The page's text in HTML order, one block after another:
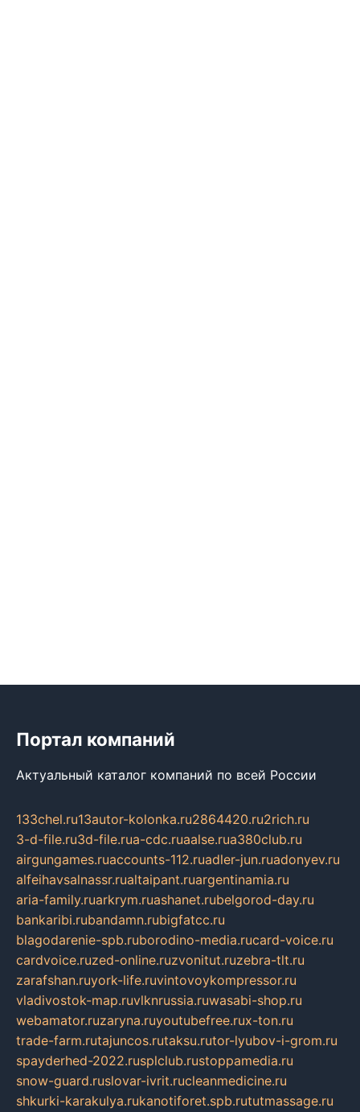
Портал компаний
Актуальный каталог компаний по всей России
133chel.ru13autor-kolonka.ru2864420.ru2rich.ru
3-d-file.ru3d-file.rua-cdc.ruaalse.rua380club.ru
airgungames.ruaccounts-112.ruadler-jun.ruadonyev.ru
alfeihavsalnassr.rualtaipant.ruargentinamia.ru
aria-family.ruarkrym.ruashanet.rubelgorod-day.ru
bankaribi.rubandamn.rubigfatcc.ru
blagodarenie-spb.ruborodino-media.rucard-voice.ru
cardvoice.ruzed-online.ruzvonitut.ruzebra-tlt.ru
zarafshan.ruyork-life.ruvintovoykompressor.ru
vladivostok-map.ruvlknrussia.ruwasabi-shop.ru
webamator.ruzaryna.ruyoutubefree.rux-ton.ru
trade-farm.rutajuncos.rutaksu.rutor-lyubov-i-grom.ru
spayderhed-2022.rusplclub.rustoppamedia.ru
snow-guard.ruslovar-ivrit.rucleanmedicine.ru
shkurki-karakulya.rukanotiforet.spb.rututmassage.ru